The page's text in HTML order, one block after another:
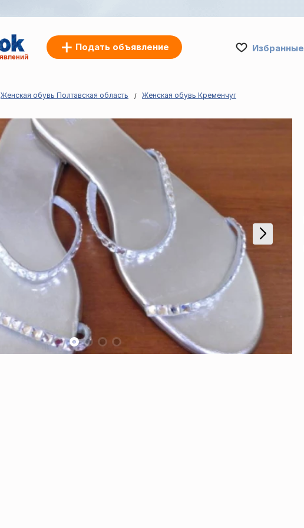
Подать объявление Избранные
Женская обувь Полтавская область Женская обувь Кременчуг